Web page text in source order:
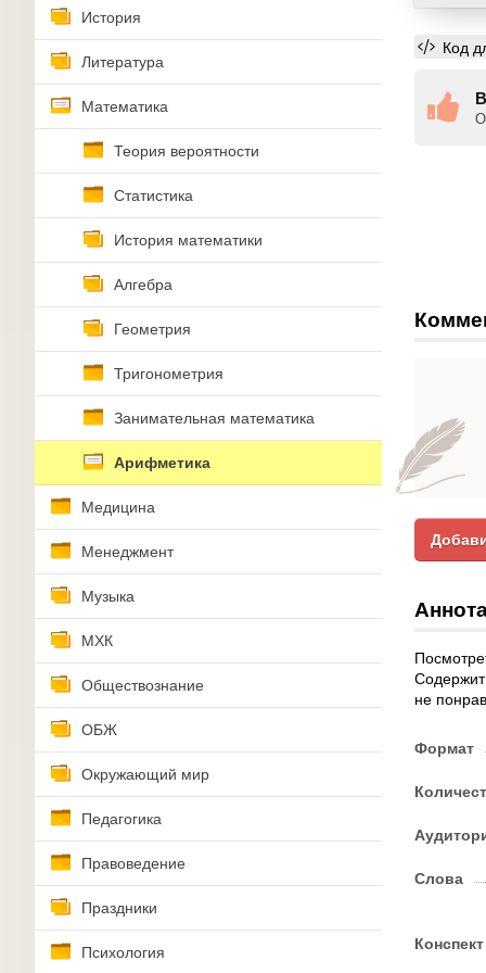
История
Литература
Математика
Теория вероятности
Статистика
История математики
Алгебра
Геометрия
Тригонометрия
Занимательная математика
Арифметика
Медицина
Менеджмент
Музыка
МХК
Обществознание
ОБЖ
Окружающий мир
Педагогика
Правоведение
Праздники
Психология
Код
не
Формат
Слова
Конспект